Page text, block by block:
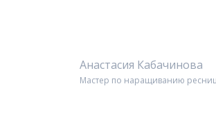
Анастасия Кабачинова
Мастер по наращиванию